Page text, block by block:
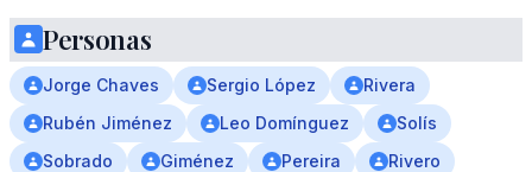
Personas
Jorge Chaves Sergio López
Rivera
Rubén Jiménez
Leo Domínguez
Solís
Sobrado
Giménez Pereira
Rivero